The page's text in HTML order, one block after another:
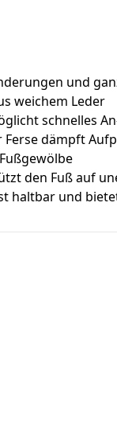
und
weichem Leder
schnelles
Ferse dämpft
den Fuß auf
haltbar und